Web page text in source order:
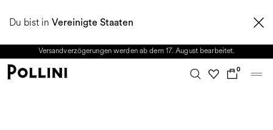
Du bist in Vereinigte Staaten
2026 KOLLEKTION. Vom 8. bis 16. August ist unser Kundenservice nicht
Versandverzögerungen werden ab dem 17. August bearbeitet.
0